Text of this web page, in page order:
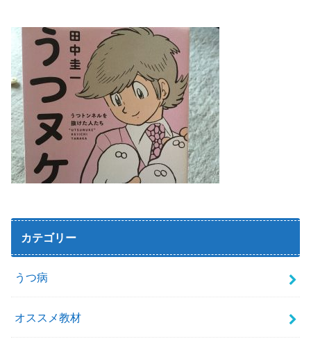
カテゴリー
うつ病
オススメ教材